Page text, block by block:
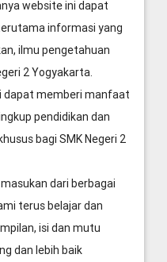
website ini dapat
informasi yang
ilmu pengetahuan
2 Yogyakarta.
dapat memberi manfaat
pendidikan dan
bagi SMK Negeri 2
dari berbagai
terus belajar dan
isi dan mutu
dan lebih baik